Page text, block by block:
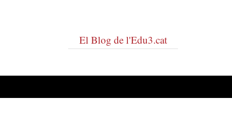
El Blog de l'Edu3.cat